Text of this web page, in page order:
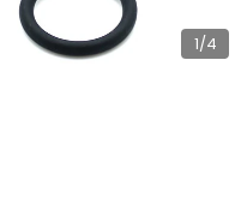
1/4